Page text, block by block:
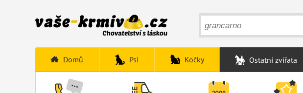
Domů Psi Kočky Ostatní zvířata